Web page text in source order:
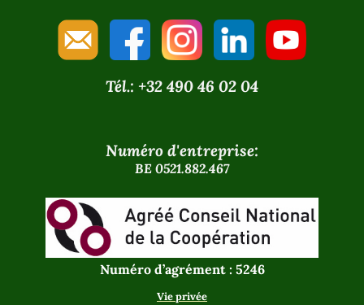
Tél.: +32 490 46 02 04
Numéro d'entreprise:
BE 0521.882.467
Numéro d’agrément : 5246
Vie privée